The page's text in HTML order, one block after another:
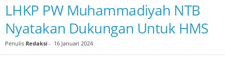
LHKP PW Muhammadiyah NTB
Nyatakan Dukungan Untuk HMS
Penulis Redaksi - 16 Januari 2024